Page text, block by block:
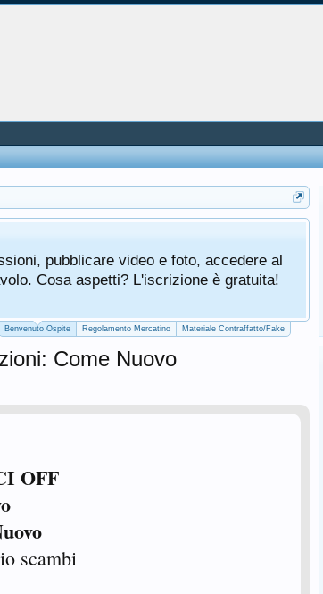
pubblicare video e foto, accedere al
Cosa aspetti? L'iscrizione è gratuita!
Benvenuto Ospite Regolamento Mercatino Materiale Contraffatto/Fake
Come Nuovo
OFF
scambi